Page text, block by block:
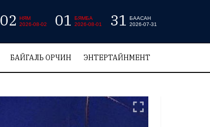
02
НЯМ
2026-08-02
01
БЯМБА
2026-08-01
31
БААСАН
2026-07-31
БАЙГАЛЬ ОРЧИН ЭНТЕРТАЙНМЕНТ